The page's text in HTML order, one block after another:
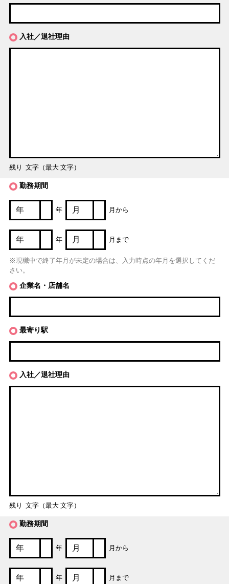
入社／退社理由
残り 文字（最大 文字）
勤務期間
年 月から
年 月まで
※現職中で終了年月が未定の場合は、入力時点の年月を選択してくだ
さい。
企業名・店舗名
最寄り駅
入社／退社理由
残り 文字（最大 文字）
勤務期間
年 月から
年 月まで